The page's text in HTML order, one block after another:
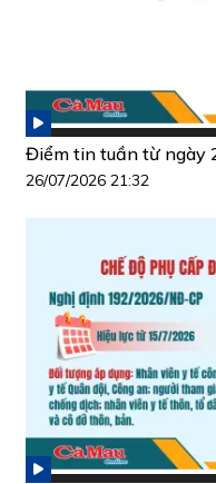
Điểm tin tuần từ ngày
26/07/2026 21:32